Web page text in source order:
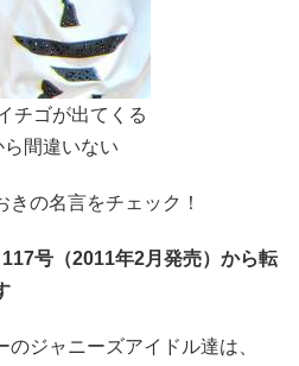
チゴが出てくる
ら間違いない
の名言をチェック！
号（2011年2月発売）から転
ジャニーズアイドル達は、